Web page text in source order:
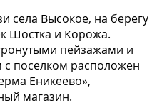
села Высокое, на берегу
Шостка и Корожа.
пейзажами и
с поселком расположен
Еникеево»,
магазин.